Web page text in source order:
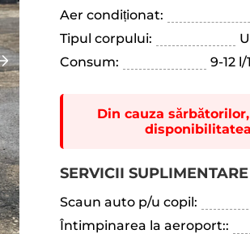
Aer condiționat:
Tipul corpului:
Consum:
9-12
Din cauza
SERVICII SUPLIMENTARE
Scaun auto p/u copil:
Întimpinarea la aeroport::